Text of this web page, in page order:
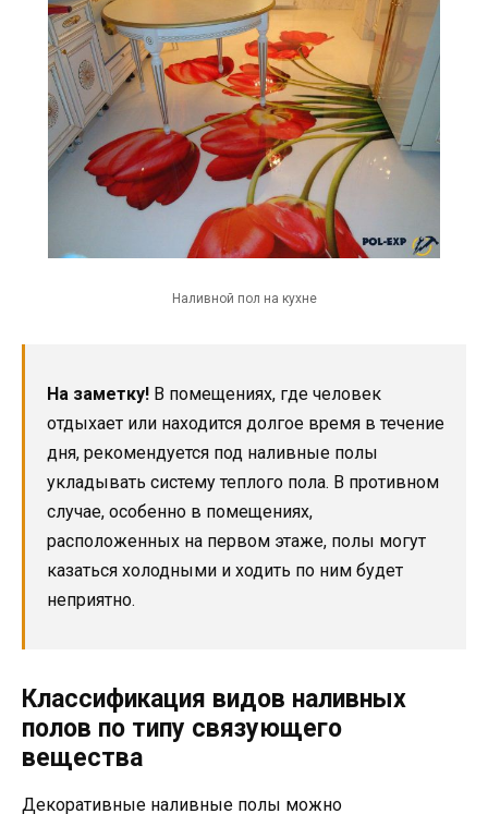
Наливной пол на кухне
На заметку! В помещениях, где человек
отдыхает или находится долгое время в течение
дня, рекомендуется под наливные полы
укладывать систему теплого пола. В противном
случае, особенно в помещениях,
расположенных на первом этаже, полы могут
казаться холодными и ходить по ним будет
неприятно.
Классификация видов наливных
полов по типу связующего
вещества
Декоративные наливные полы можно